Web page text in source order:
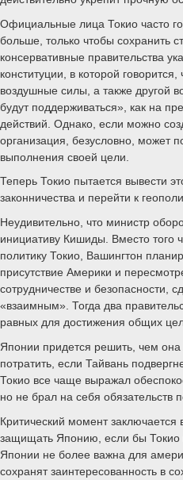
Официальные лица Токио часто
больше, только чтобы сохранить
консервативные правительства
конституции, в которой
воздушные силы, а также другой
будут поддерживаться», как на
действий. Однако, если можно
организация, безусловно, может
выполнения своей цели.
Теперь Токио пытается вывести
законничества и перейти к
Неудивительно, что министр
инициативу Кишиды. Вместо того
политику Токио, Вашингтон
присутствие Америки и
сотрудничестве и безопасности,
«взаимным». Тогда два
равных для достижения общих
Японии придется решить, чем она
потратить, если Тайвань
Токио все чаще выражал
но не брал на себя обязательств
Критический момент
защищать Японию, если бы Токио
Японии не более важна для
сохранят заинтересованность в